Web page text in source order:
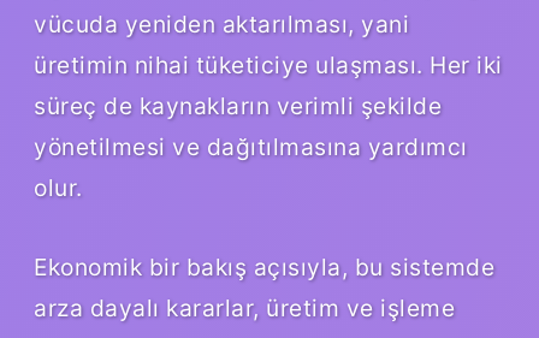
vücuda yeniden aktarılması, yani
üretimin nihai tüketiciye ulaşması. Her iki
süreç de kaynakların verimli şekilde
yönetilmesi ve dağıtılmasına yardımcı
olur.
Ekonomik bir bakış açısıyla, bu sistemde
arza dayalı kararlar, üretim ve işleme